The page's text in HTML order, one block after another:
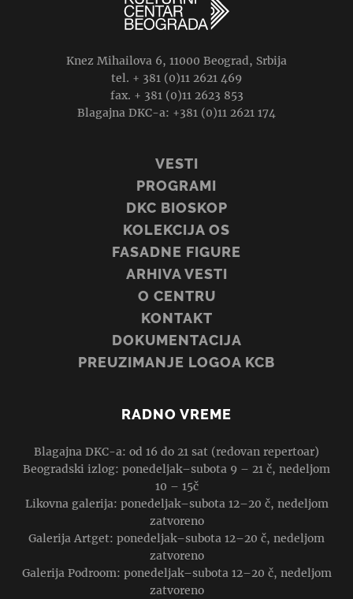
Knez Mihailova 6, 11000 Beograd, Srbija
tel. + 381 (0)11 2621 469
fax. + 381 (0)11 2623 853
Blagajna DKC-a: +381 (0)11 2621 174
VESTI
PROGRAMI
DKC BIOSKOP
KOLEKCIJA OS
FASADNE FIGURE
ARHIVA VESTI
O CENTRU
KONTAKT
DOKUMENTACIJA
PREUZIMANJE LOGOA KCB
RADNO VREME
Blagajna DKC-a: od 16 do 21 sat (redovan repertoar)
Beogradski izlog: ponedeljak–subota 9 – 21 č, nedeljom
10 – 15č
Likovna galerija: ponedeljak–subota 12–20 č, nedeljom
zatvoreno
Galerija Artget: ponedeljak–subota 12–20 č, nedeljom
zatvoreno
Galerija Podroom: ponedeljak–subota 12–20 č, nedeljom
zatvoreno